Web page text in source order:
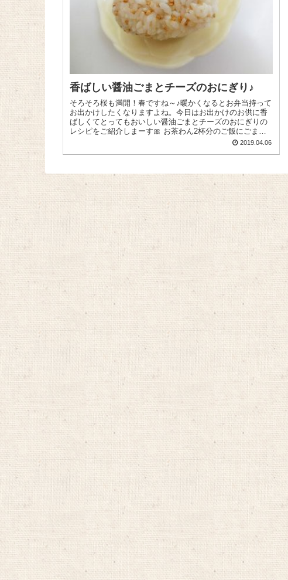
香ばしい醤油ごまとチーズのおにぎり♪
そろそろ桜も満開！春ですね～♪暖かくなるとお弁当持って
お出かけしたくなりますよね。今日はお出かけのお供に香
ばしくてとってもおいしい醤油ごまとチーズのおにぎりの
レシピをご紹介しまーす🎀 お茶わん2杯分のご飯にごま
2019.04.06